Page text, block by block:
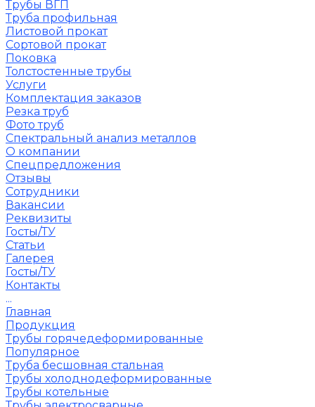
Трубы ВГП
Труба профильная
Листовой прокат
Сортовой прокат
Поковка
Толстостенные трубы
Услуги
Комплектация заказов
Резка труб
Фото труб
Спектральный анализ металлов
О компании
Спецпредложения
Отзывы
Сотрудники
Вакансии
Реквизиты
Госты/ТУ
Статьи
Галерея
Госты/ТУ
Контакты
...
Главная
Продукция
Трубы горячедеформированные
Популярное
Труба бесшовная стальная
Трубы холоднодеформированные
Трубы котельные